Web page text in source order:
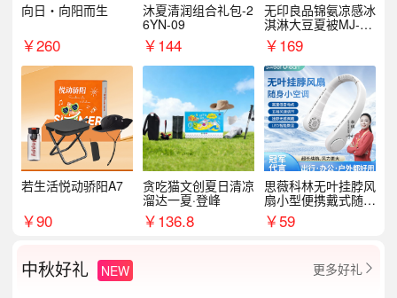
向日・向阳而生
￥260
沐夏清润组合礼包-2
6YN-09
￥144
无印良品锦氨凉感冰
淇淋大豆夏被MJ-B2
025-0193
￥169
若生活悦动骄阳A7
￥90
贪吃猫文创夏日清凉
溜达一夏·登峰
￥136.8
思薇科林无叶挂脖风
扇小型便携戴式随身
挂脖子降温神器
￥59
中秋好礼 NEW 更多好礼 